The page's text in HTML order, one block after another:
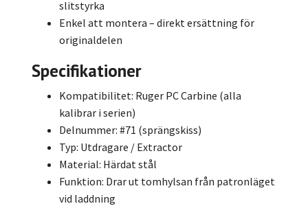
slitstyrka
Enkel att montera – direkt ersättning för
originaldelen
Specifikationer
Kompatibilitet: Ruger PC Carbine (alla
kalibrar i serien)
Delnummer: #71 (sprängskiss)
Typ: Utdragare / Extractor
Material: Härdat stål
Funktion: Drar ut tomhylsan från patronläget
vid laddning